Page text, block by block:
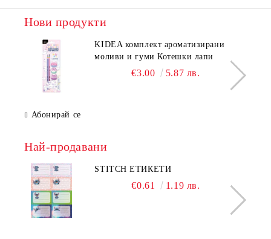
Нови продукти
KIDEA комплект ароматизирани
моливи и гуми Котешки лапи
€3.00 5.87 лв.
Абонирай се
Най-продавани
STITCH ЕТИКЕТИ
€0.61 1.19 лв.